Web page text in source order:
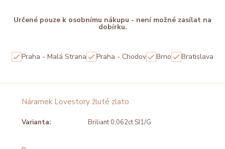
Určené pouze k osobnímu nákupu - není možné zasílat na
dobírku.
Praha - Malá Strana Praha - Chodov Brno Bratislava
Náramek Lovestory žluté zlato
Varianta: Briliant 0,062ct SI1/G